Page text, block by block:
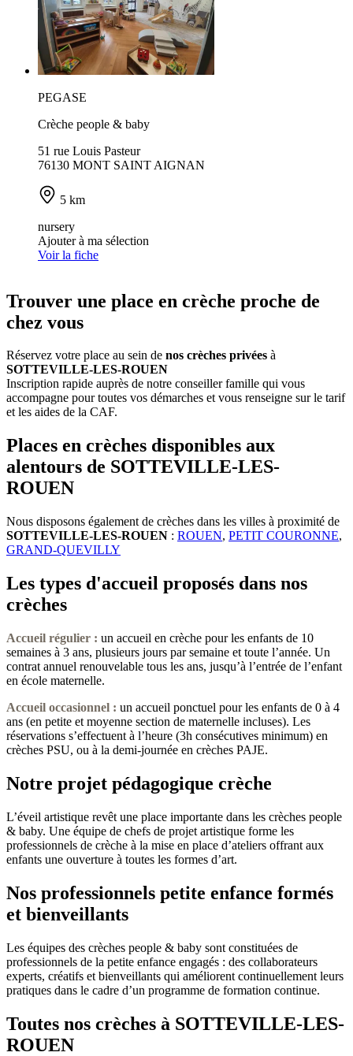
PEGASE
Crèche people & baby
51 rue Louis Pasteur
76130 MONT SAINT AIGNAN
5 km
nursery
Ajouter à ma sélection
Voir la fiche
Trouver une place en crèche proche de
chez vous
Réservez votre place au sein de nos crèches privées à
SOTTEVILLE-LES-ROUEN
Inscription rapide auprès de notre conseiller famille qui vous
accompagne pour toutes vos démarches et vous renseigne sur le tarif
et les aides de la CAF.
Places en crèches disponibles aux
alentours de SOTTEVILLE-LES-
ROUEN
Nous disposons également de crèches dans les villes à proximité de
SOTTEVILLE-LES-ROUEN : ROUEN, PETIT COURONNE,
GRAND-QUEVILLY
Les types d'accueil proposés dans nos
crèches
Accueil régulier : un accueil en crèche pour les enfants de 10
semaines à 3 ans, plusieurs jours par semaine et toute l’année. Un
contrat annuel renouvelable tous les ans, jusqu’à l’entrée de l’enfant
en école maternelle.
Accueil occasionnel : un accueil ponctuel pour les enfants de 0 à 4
ans (en petite et moyenne section de maternelle incluses). Les
réservations s’effectuent à l’heure (3h consécutives minimum) en
crèches PSU, ou à la demi-journée en crèches PAJE.
Notre projet pédagogique crèche
L’éveil artistique revêt une place importante dans les crèches people
& baby. Une équipe de chefs de projet artistique forme les
professionnels de crèche à la mise en place d’ateliers offrant aux
enfants une ouverture à toutes les formes d’art.
Nos professionnels petite enfance formés
et bienveillants
Les équipes des crèches people & baby sont constituées de
professionnels de la petite enfance engagés : des collaborateurs
experts, créatifs et bienveillants qui améliorent continuellement leurs
pratiques dans le cadre d’un programme de formation continue.
Toutes nos crèches à SOTTEVILLE-LES-
ROUEN